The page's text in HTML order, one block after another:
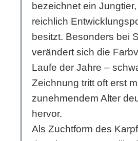
bezeichnet ein
reichlich
besitzt. Besonders bei
verändert sich die
Laufe der Jahre –
Zeichnung tritt oft erst
zunehmendem Alter
hervor.
Als Zuchtform des